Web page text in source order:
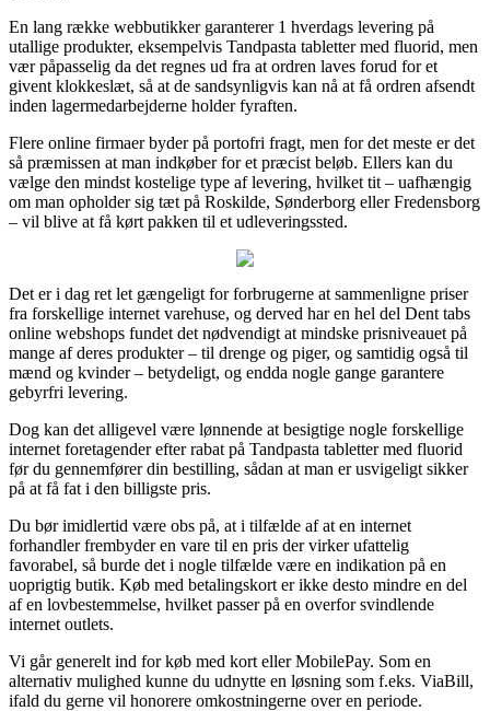
En lang række webbutikker garanterer 1 hverdags levering på
utallige produkter, eksempelvis Tandpasta tabletter med fluorid, men
vær påpasselig da det regnes ud fra at ordren laves forud for et
givent klokkeslæt, så at de sandsynligvis kan nå at få ordren afsendt
inden lagermedarbejderne holder fyraften.
Flere online firmaer byder på portofri fragt, men for det meste er det
så præmissen at man indkøber for et præcist beløb. Ellers kan du
vælge den mindst kostelige type af levering, hvilket tit – uafhængig
om man opholder sig tæt på Roskilde, Sønderborg eller Fredensborg
– vil blive at få kørt pakken til et udleveringssted.
Det er i dag ret let gængeligt for forbrugerne at sammenligne priser
fra forskellige internet varehuse, og derved har en hel del Dent tabs
online webshops fundet det nødvendigt at mindske prisniveauet på
mange af deres produkter – til drenge og piger, og samtidig også til
mænd og kvinder – betydeligt, og endda nogle gange garantere
gebyrfri levering.
Dog kan det alligevel være lønnende at besigtige nogle forskellige
internet foretagender efter rabat på Tandpasta tabletter med fluorid
før du gennemfører din bestilling, sådan at man er usvigeligt sikker
på at få fat i den billigste pris.
Du bør imidlertid være obs på, at i tilfælde af at en internet
forhandler frembyder en vare til en pris der virker ufattelig
favorabel, så burde det i nogle tilfælde være en indikation på en
uoprigtig butik. Køb med betalingskort er ikke desto mindre en del
af en lovbestemmelse, hvilket passer på en overfor svindlende
internet outlets.
Vi går generelt ind for køb med kort eller MobilePay. Som en
alternativ mulighed kunne du udnytte en løsning som f.eks. ViaBill,
ifald du gerne vil honorere omkostningerne over en periode.